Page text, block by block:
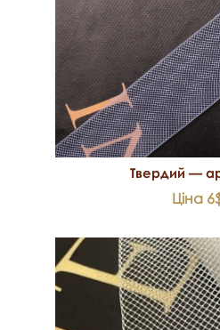
Твердий —
Ціна